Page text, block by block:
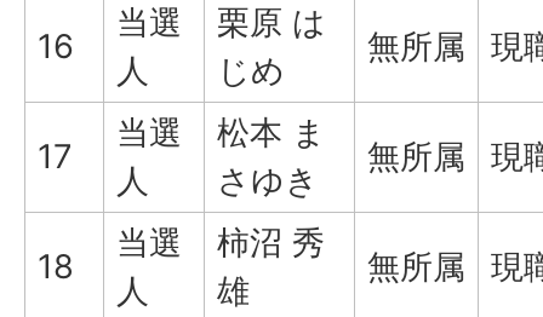
16
当選
人
栗原 は
じめ
無所属 現
17
当選
人
松本 ま
さゆき
無所属 現
18
当選
人
柿沼 秀
雄
無所属 現